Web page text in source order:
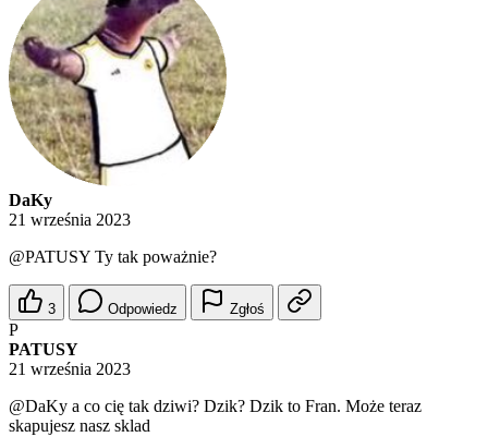
DaKy
21 września 2023
@PATUSY Ty tak poważnie?
3 Odpowiedz Zgłoś
P
PATUSY
21 września 2023
@DaKy a co cię tak dziwi? Dzik? Dzik to Fran. Może teraz
skapujesz nasz sklad